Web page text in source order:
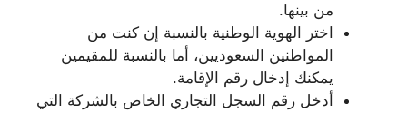
من بينها.
اختر الهوية الوطنية بالنسبة إن كنت من
المواطنين السعوديين، أما بالنسبة للمقيمين
يمكنك إدخال رقم الإقامة.
أدخل رقم السجل التجاري الخاص بالشركة التي